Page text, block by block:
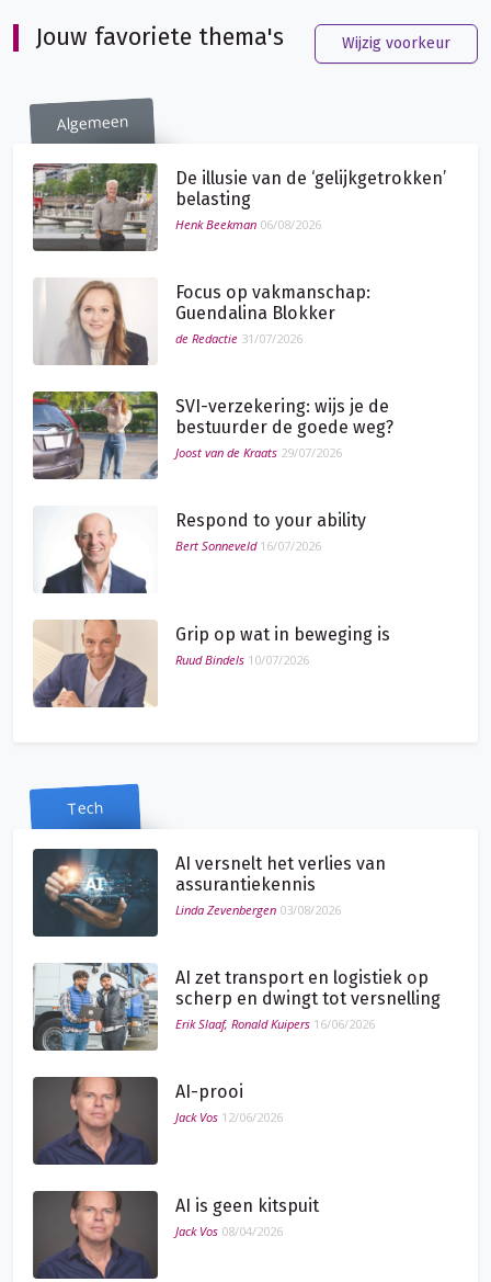
Jouw favoriete thema's Wijzig voorkeur
Algemeen
De illusie van de ‘gelijkgetrokken’
belasting
Henk Beekman 06/08/2026
Focus op vakmanschap:
Guendalina Blokker
de Redactie 31/07/2026
SVI-verzekering: wijs je de
bestuurder de goede weg?
Joost van de Kraats 29/07/2026
Respond to your ability
Bert Sonneveld 16/07/2026
Grip op wat in beweging is
Ruud Bindels 10/07/2026
Tech
AI versnelt het verlies van
assurantiekennis
Linda Zevenbergen 03/08/2026
AI zet transport en logistiek op
scherp en dwingt tot versnelling
Erik Slaaf, Ronald Kuipers 16/06/2026
AI-prooi
Jack Vos 12/06/2026
AI is geen kitspuit
Jack Vos 08/04/2026